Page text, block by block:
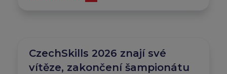
CzechSkills 2026 znají své
vítěze, zakončení šampionátu